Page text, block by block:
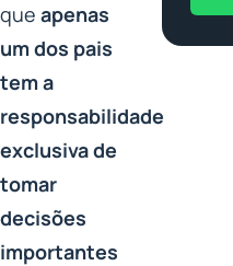
que apenas
um dos pais
tem a
responsabilidade
exclusiva de
tomar
decisões
importantes